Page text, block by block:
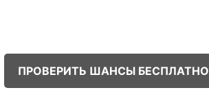
ПРОВЕРИТЬ ШАНСЫ БЕСПЛАТНО